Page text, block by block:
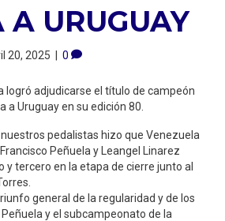
A URUGUAY
20, 2025 | 0
logró adjudicarse el título de campeón
a Uruguay en su edición 80.
pedalistas hizo que Venezuela
Peñuela y Leangel Linarez
y tercero en la etapa de cierre junto al
general de la regularidad y de los
y el subcampeonato de la